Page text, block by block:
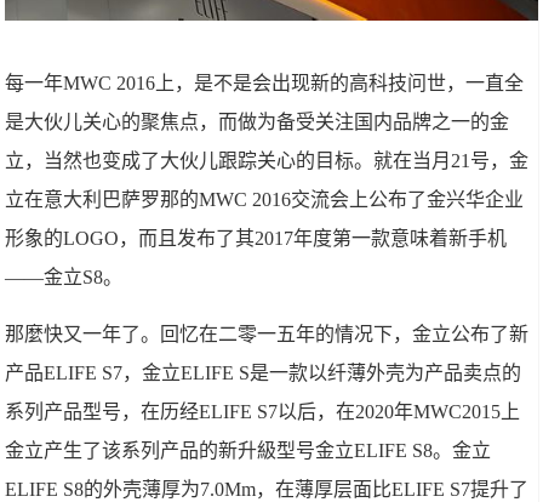
每一年MWC 2016上，是不是会出现新的高科技问世，一直全
是大伙儿关心的聚焦点，而做为备受关注国内品牌之一的金
立，当然也变成了大伙儿跟踪关心的目标。就在当月21号，金
立在意大利巴萨罗那的MWC 2016交流会上公布了金兴华企业
形象的LOGO，而且发布了其2017年度第一款意味着新手机
——金立S8。
那麼快又一年了。回忆在二零一五年的情况下，金立公布了新
产品ELIFE S7，金立ELIFE S是一款以纤薄外壳为产品卖点的
系列产品型号，在历经ELIFE S7以后，在2020年MWC2015上
金立产生了该系列产品的新升級型号金立ELIFE S8。金立
ELIFE S8的外壳薄厚为7.0Mm，在薄厚层面比ELIFE S7提升了